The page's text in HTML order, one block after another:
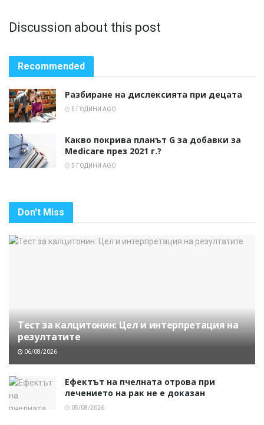
Discussion about this post
Recommended
Разбиране на дислексията при децата
5 ГОДИНИ AGO
Какво покрива планът G за добавки за
Medicare през 2021 г.?
5 ГОДИНИ AGO
Don't Miss
Тест за калцитонин: Цел и интерпретация на
резултатите
06/08/2026
Ефектът на пчелната отрова при
лечението на рак не е доказан
05/08/2026